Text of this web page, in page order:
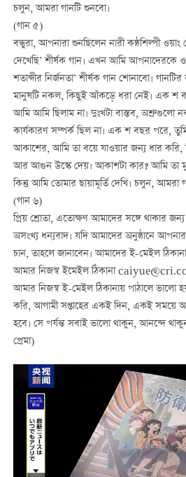
চলুন, আমরা গানটি শুনবো।
(গান ৫)
বন্ধুরা, আপনারা শুনছিলেন নারী কন্ঠশিল্পী
দেখেছি’ শীর্ষক গান। এখন আমি আপনাদেরকে
শতাব্দীর নির্জনতা’ শীর্ষক গান শোনাবো।
মানুষটি নকল, কিছুই আঁকড়ে ধরা নেই। এক শ
আমি আমি ছিলাম না। দুঃখটা বাস্তব,
কার্যকারণ সম্পর্ক ছিল না। এক শ বছর পরে,
আকাশের, আমি তা বয়ে যাওয়ার জন্য ধার করি,
আর আগুন উস্কে দেয়। আকাশটা কার? আমি তা
কিন্তু আমি তোমার ছায়ামূর্তি দেখি। চলুন, আমরা
(গান ৬)
প্রিয় শ্রোতা, এতোক্ষণ আমাদের সঙ্গে থাকার
অসংখ্য ধন্যবাদ। যদি আমাদের অনুষ্ঠানে
চান, তাহলে জানাবেন। আমাদের ই-মেইল
আমার নিজস্ব ইমেইল ঠিকানা
আমার নিজস্ব ই-মেইল ঠিকানায় পাঠালে ভালো
করি, আগামী সপ্তাহের একই দিন, একই সময়ে
হবে। সে পর্যন্ত সবাই ভালো থাকুন, আনন্দে
প্রেমা)